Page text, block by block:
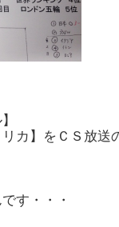
カ】をＣＳ放送
す・・・